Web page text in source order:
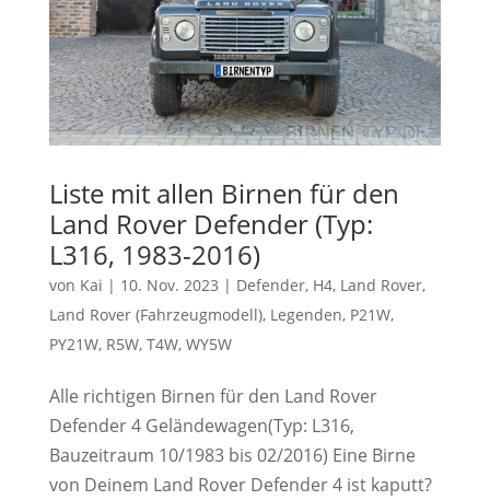
Liste mit allen Birnen für den
Land Rover Defender (Typ:
L316, 1983-2016)
von Kai | 10. Nov. 2023 | Defender, H4, Land Rover,
Land Rover (Fahrzeugmodell), Legenden, P21W,
PY21W, R5W, T4W, WY5W
Alle richtigen Birnen für den Land Rover
Defender 4 Geländewagen(Typ: L316,
Bauzeitraum 10/1983 bis 02/2016) Eine Birne
von Deinem Land Rover Defender 4 ist kaputt?